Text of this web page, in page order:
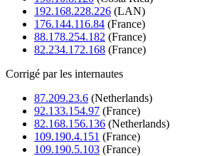
192.168.228.226 (LAN)
176.144.116.84 (France)
88.178.254.182 (France)
82.234.172.168 (France)
Corrigé par les internautes
87.209.23.6 (Netherlands)
92.133.154.97 (France)
82.168.156.136 (Netherlands)
109.190.4.151 (France)
109.190.5.103 (France)